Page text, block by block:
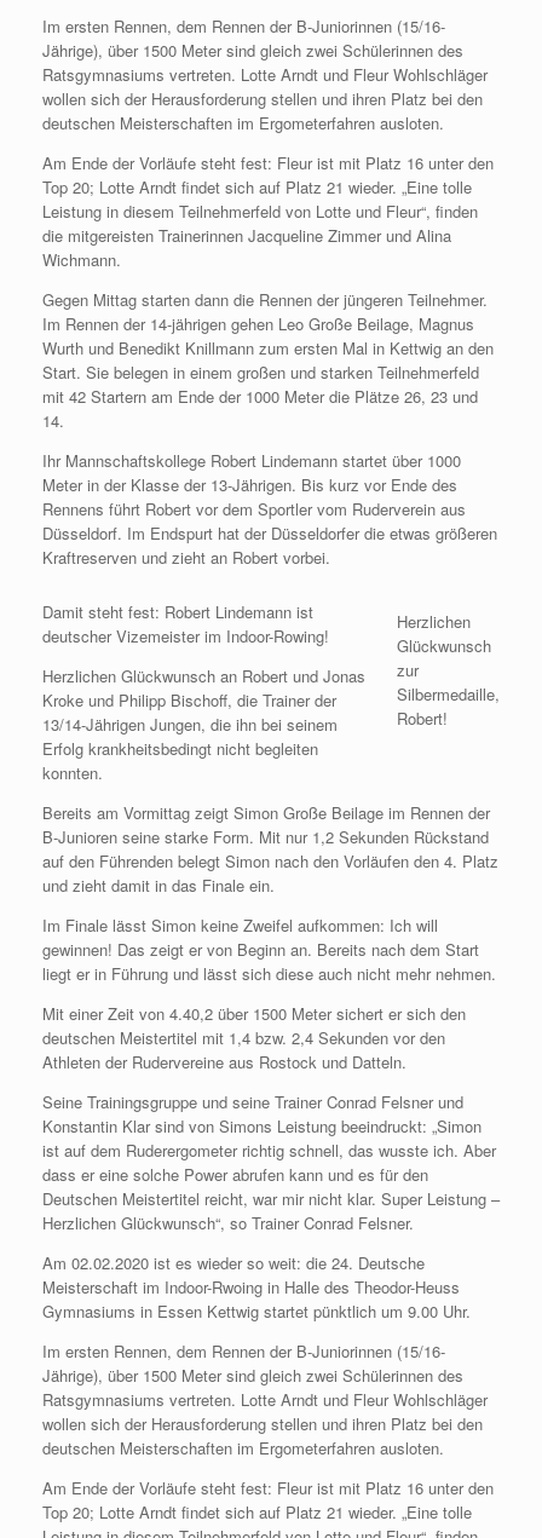
Im ersten Rennen, dem Rennen der B-Juniorinnen (15/16-
Jährige), über 1500 Meter sind gleich zwei Schülerinnen des
Ratsgymnasiums vertreten. Lotte Arndt und Fleur Wohlschläger
wollen sich der Herausforderung stellen und ihren Platz bei den
deutschen Meisterschaften im Ergometerfahren ausloten.
Am Ende der Vorläufe steht fest: Fleur ist mit Platz 16 unter den
Top 20; Lotte Arndt findet sich auf Platz 21 wieder. „Eine tolle
Leistung in diesem Teilnehmerfeld von Lotte und Fleur“, finden
die mitgereisten Trainerinnen Jacqueline Zimmer und Alina
Wichmann.
Gegen Mittag starten dann die Rennen der jüngeren Teilnehmer.
Im Rennen der 14-jährigen gehen Leo Große Beilage, Magnus
Wurth und Benedikt Knillmann zum ersten Mal in Kettwig an den
Start. Sie belegen in einem großen und starken Teilnehmerfeld
mit 42 Startern am Ende der 1000 Meter die Plätze 26, 23 und
14.
Ihr Mannschaftskollege Robert Lindemann startet über 1000
Meter in der Klasse der 13-Jährigen. Bis kurz vor Ende des
Rennens führt Robert vor dem Sportler vom Ruderverein aus
Düsseldorf. Im Endspurt hat der Düsseldorfer die etwas größeren
Kraftreserven und zieht an Robert vorbei.
Herzlichen
Glückwunsch
zur
Silbermedaille,
Robert!
Damit steht fest: Robert Lindemann ist
deutscher Vizemeister im Indoor-Rowing!
Herzlichen Glückwunsch an Robert und Jonas
Kroke und Philipp Bischoff, die Trainer der
13/14-Jährigen Jungen, die ihn bei seinem
Erfolg krankheitsbedingt nicht begleiten
konnten.
Bereits am Vormittag zeigt Simon Große Beilage im Rennen der
B-Junioren seine starke Form. Mit nur 1,2 Sekunden Rückstand
auf den Führenden belegt Simon nach den Vorläufen den 4. Platz
und zieht damit in das Finale ein.
Im Finale lässt Simon keine Zweifel aufkommen: Ich will
gewinnen! Das zeigt er von Beginn an. Bereits nach dem Start
liegt er in Führung und lässt sich diese auch nicht mehr nehmen.
Mit einer Zeit von 4.40,2 über 1500 Meter sichert er sich den
deutschen Meistertitel mit 1,4 bzw. 2,4 Sekunden vor den
Athleten der Rudervereine aus Rostock und Datteln.
Seine Trainingsgruppe und seine Trainer Conrad Felsner und
Konstantin Klar sind von Simons Leistung beeindruckt: „Simon
ist auf dem Ruderergometer richtig schnell, das wusste ich. Aber
dass er eine solche Power abrufen kann und es für den
Deutschen Meistertitel reicht, war mir nicht klar. Super Leistung –
Herzlichen Glückwunsch“, so Trainer Conrad Felsner.
Am 02.02.2020 ist es wieder so weit: die 24. Deutsche
Meisterschaft im Indoor-Rwoing in Halle des Theodor-Heuss
Gymnasiums in Essen Kettwig startet pünktlich um 9.00 Uhr.
Im ersten Rennen, dem Rennen der B-Juniorinnen (15/16-
Jährige), über 1500 Meter sind gleich zwei Schülerinnen des
Ratsgymnasiums vertreten. Lotte Arndt und Fleur Wohlschläger
wollen sich der Herausforderung stellen und ihren Platz bei den
deutschen Meisterschaften im Ergometerfahren ausloten.
Am Ende der Vorläufe steht fest: Fleur ist mit Platz 16 unter den
Top 20; Lotte Arndt findet sich auf Platz 21 wieder. „Eine tolle